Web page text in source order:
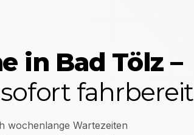
in Bad Tölz –
fahrbereit
wochenlange Wartezeiten